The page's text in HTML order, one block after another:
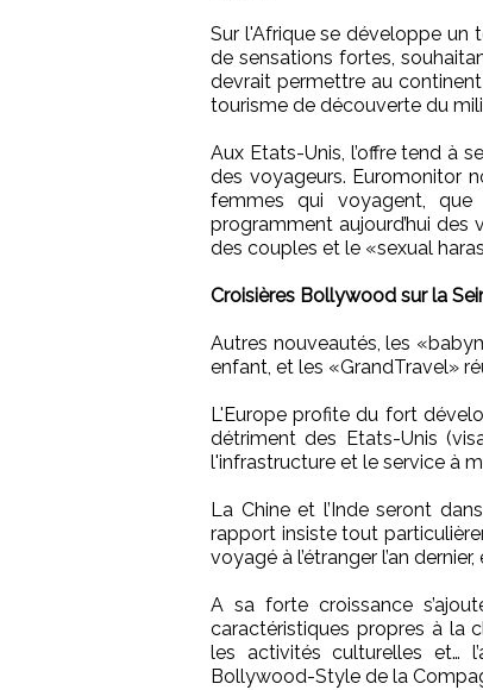
Sur l'Afrique se développe un
de sensations fortes,
devrait permettre au
tourisme de découverte du
Aux Etats-Unis, l’offre tend à
des voyageurs. Euromonitor
femmes qui voyagent,
programment aujourd’hui des
des couples et le «sexual
Croisières Bollywood sur la
Autres nouveautés, les
enfant, et les «GrandTravel»
L'Europe profite du fort
détriment des Etats-Unis
l'infrastructure et le service à
La Chine et l’Inde seront
rapport insiste tout
voyagé à l’étranger l’an
A sa forte croissance
caractéristiques propres à la
les activités culturelles et…
Bollywood-Style de la